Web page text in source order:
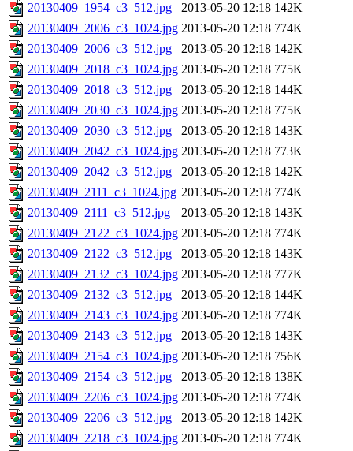
20130409_1954_c3_512.jpg
2013-05-20 12:18 142K
20130409_2006_c3_1024.jpg 2013-05-20 12:18 774K
20130409_2006_c3_512.jpg
2013-05-20 12:18 142K
20130409_2018_c3_1024.jpg 2013-05-20 12:18 775K
20130409_2018_c3_512.jpg
2013-05-20 12:18 144K
20130409_2030_c3_1024.jpg 2013-05-20 12:18 775K
20130409_2030_c3_512.jpg
2013-05-20 12:18 143K
20130409_2042_c3_1024.jpg 2013-05-20 12:18 773K
20130409_2042_c3_512.jpg
2013-05-20 12:18 142K
20130409_2111_c3_1024.jpg 2013-05-20 12:18 774K
20130409_2111_c3_512.jpg
2013-05-20 12:18 143K
20130409_2122_c3_1024.jpg 2013-05-20 12:18 774K
20130409_2122_c3_512.jpg
2013-05-20 12:18 143K
20130409_2132_c3_1024.jpg 2013-05-20 12:18 777K
20130409_2132_c3_512.jpg
2013-05-20 12:18 144K
20130409_2143_c3_1024.jpg 2013-05-20 12:18 774K
20130409_2143_c3_512.jpg
2013-05-20 12:18 143K
20130409_2154_c3_1024.jpg 2013-05-20 12:18 756K
20130409_2154_c3_512.jpg
2013-05-20 12:18 138K
20130409_2206_c3_1024.jpg 2013-05-20 12:18 774K
20130409_2206_c3_512.jpg
2013-05-20 12:18 142K
20130409_2218_c3_1024.jpg 2013-05-20 12:18 774K